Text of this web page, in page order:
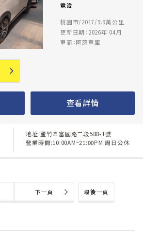
電洽
桃園市/2017/9.9萬公里
更新日期：2026年 04月
車商：阿慈車庫
查看詳情
地址:蘆竹區富國路二段588-1號
營業時間:10:00AM~21:00PM 周日公休
最後一頁
下一頁